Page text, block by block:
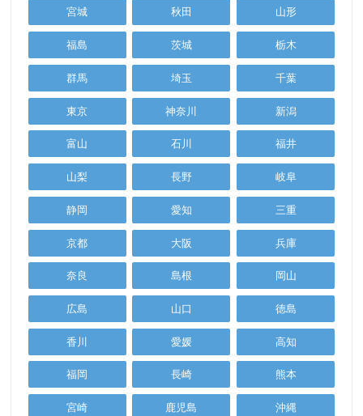
宮城 秋田 山形
福島 茨城 栃木
群馬 埼玉 千葉
東京 神奈川 新潟
富山 石川 福井
山梨 長野 岐阜
静岡 愛知 三重
京都 大阪 兵庫
奈良 島根 岡山
広島 山口 徳島
香川 愛媛 高知
福岡 長崎 熊本
宮崎 鹿児島 沖縄